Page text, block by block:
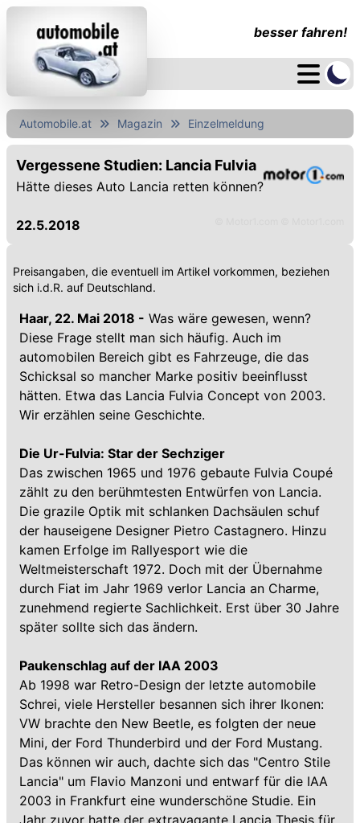
besser fahren!
Automobile.at Magazin Einzelmeldung
Vergessene Studien: Lancia Fulvia
Hätte dieses Auto Lancia retten können?
22.5.2018
Preisangaben, die eventuell im Artikel vorkommen, beziehen
sich i.d.R. auf Deutschland.
Haar, 22. Mai 2018 - Was wäre gewesen, wenn?
Diese Frage stellt man sich häufig. Auch im
automobilen Bereich gibt es Fahrzeuge, die das
Schicksal so mancher Marke positiv beeinflusst
hätten. Etwa das Lancia Fulvia Concept von 2003.
Wir erzählen seine Geschichte.
Die Ur-Fulvia: Star der Sechziger
Das zwischen 1965 und 1976 gebaute Fulvia Coupé
zählt zu den berühmtesten Entwürfen von Lancia.
Die grazile Optik mit schlanken Dachsäulen schuf
der hauseigene Designer Pietro Castagnero. Hinzu
kamen Erfolge im Rallyesport wie die
Weltmeisterschaft 1972. Doch mit der Übernahme
durch Fiat im Jahr 1969 verlor Lancia an Charme,
zunehmend regierte Sachlichkeit. Erst über 30 Jahre
später sollte sich das ändern.
Paukenschlag auf der IAA 2003
Ab 1998 war Retro-Design der letzte automobile
Schrei, viele Hersteller besannen sich ihrer Ikonen:
VW brachte den New Beetle, es folgten der neue
Mini, der Ford Thunderbird und der Ford Mustang.
Das können wir auch, dachte sich das "Centro Stile
Lancia" um Flavio Manzoni und entwarf für die IAA
2003 in Frankfurt eine wunderschöne Studie. Ein
Jahr zuvor hatte der extravagante Lancia Thesis für